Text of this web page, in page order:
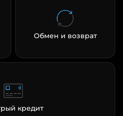
Обмен и возврат
кредит